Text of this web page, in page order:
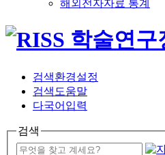
해외전자자료 통계
검색환경설정
검색도움말
다국어입력
검색